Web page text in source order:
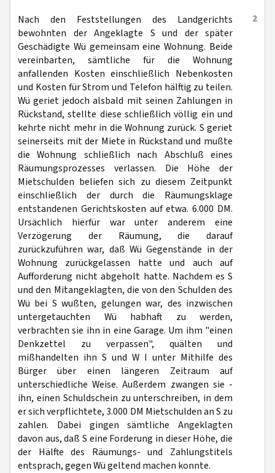
2
Nach den Feststellungen des Landgerichts
bewohnten der Angeklagte S und der später
Geschädigte Wü gemeinsam eine Wohnung. Beide
vereinbarten, sämtliche für die Wohnung
anfallenden Kosten einschließlich Nebenkosten
und Kosten für Strom und Telefon hälftig zu teilen.
Wü geriet jedoch alsbald mit seinen Zahlungen in
Rückstand, stellte diese schließlich völlig ein und
kehrte nicht mehr in die Wohnung zurück. S geriet
seinerseits mit der Miete in Rückstand und mußte
die Wohnung schließlich nach Abschluß eines
Räumungsprozesses verlassen. Die Höhe der
Mietschulden beliefen sich zu diesem Zeitpunkt
einschließlich der durch die Räumungsklage
entstandenen Gerichtskosten auf etwa. 6.000 DM.
Ursächlich hierfür war unter anderem eine
Verzögerung der Räumung, die darauf
zurückzuführen war, daß Wü Gegenstände in der
Wohnung zurückgelassen hatte und auch auf
Aufforderung nicht abgeholt hatte. Nachdem es S
und den Mitangeklagten, die von den Schulden des
Wü bei S wußten, gelungen war, des inzwischen
untergetauchten Wü habhaft zu werden,
verbrachten sie ihn in eine Garage. Um ihm "einen
Denkzettel zu verpassen", quälten und
mißhandelten ihn S und W I unter Mithilfe des
Bürger über einen längeren Zeitraum auf
unterschiedliche Weise. Außerdem zwangen sie -
ihn, einen Schuldschein zu unterschreiben, in dem
er sich verpflichtete, 3.000 DM Mietschulden an S zu
zahlen. Dabei gingen sämtliche Angeklagten
davon aus, daß S eine Forderung in dieser Höhe, die
der Hälfte des Räumungs- und Zahlungstitels
entsprach, gegen Wü geltend machen konnte.